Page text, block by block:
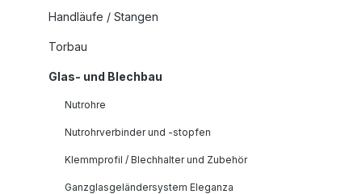
Handläufe / Stangen
Torbau
Glas- und Blechbau
Nutrohre
Nutrohrverbinder und -stopfen
Klemmprofil / Blechhalter und Zubehör
Ganzglasgeländersystem Eleganza